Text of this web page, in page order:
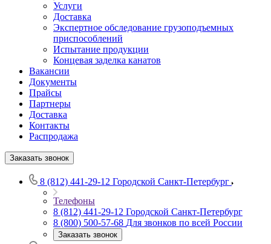
Услуги
Доставка
Экспертное обследование грузоподъемных
приспособлений
Испытание продукции
Концевая заделка канатов
Вакансии
Документы
Прайсы
Партнеры
Доставка
Контакты
Распродажа
Заказать звонок
8 (812) 441-29-12 Городской Санкт-Петербург
Телефоны
8 (812) 441-29-12 Городской Санкт-Петербург
8 (800) 500-57-68 Для звонков по всей России
Заказать звонок